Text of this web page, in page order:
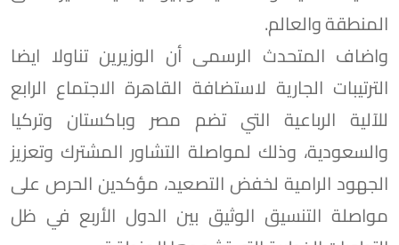
المنطقة والعالم.
واضاف المتحدث الرسمى أن الوزيرين تناولا ايضا
الترتيبات الجارية لاستضافة القاهرة الاجتماع الرابع
للآلية الرباعية التي تضم مصر وباكستان وتركيا
والسعودية، وذلك لمواصلة التشاور المشترك وتعزيز
الجهود الرامية لخفض التصعيد، مؤكدين الحرص على
مواصلة التنسيق الوثيق بين الدول الأربع في ظل